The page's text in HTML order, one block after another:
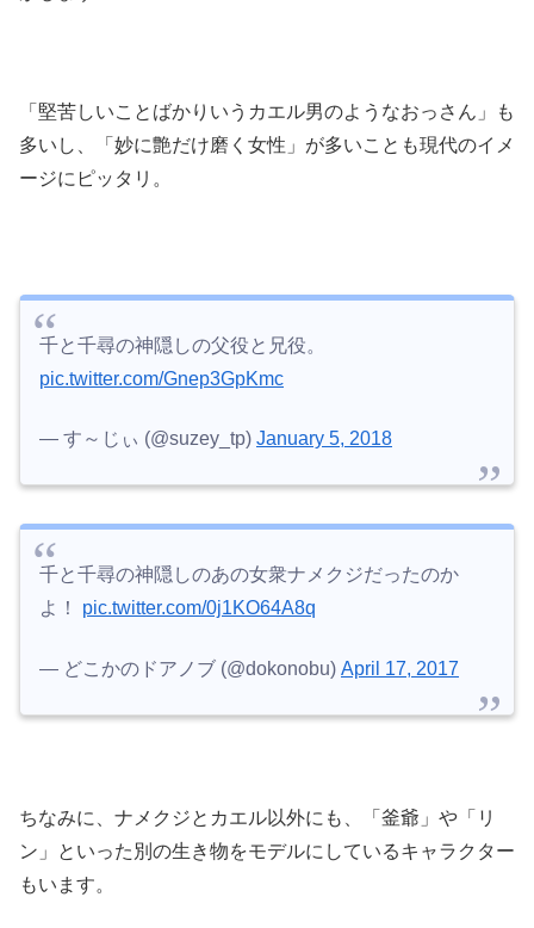
「堅苦しいことばかりいうカエル男のようなおっさん」も
多いし、「妙に艶だけ磨く女性」が多いことも現代のイメ
ージにピッタリ。
千と千尋の神隠しの父役と兄役。
pic.twitter.com/Gnep3GpKmc
— す～じぃ (@suzey_tp) January 5, 2018
千と千尋の神隠しのあの女衆ナメクジだったのか
よ！ pic.twitter.com/0j1KO64A8q
— どこかのドアノブ (@dokonobu) April 17, 2017
ちなみに、ナメクジとカエル以外にも、「釜爺」や「リ
ン」といった別の生き物をモデルにしているキャラクター
もいます。